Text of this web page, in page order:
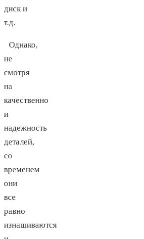
диск и
т.д.
Однако,
не
смотря
на
качественно
и
надежность
деталей,
со
временем
они
все
равно
изнашиваются